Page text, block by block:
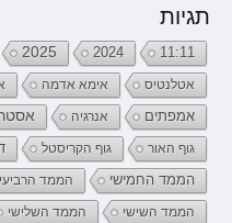
תגיות
11:11
2024
2025
אטלנטיס אימא אדמה
אמפתים אנרגיה
גוף האור גוף הקריסטל
הממד החמישי הממד הרביעי
הממד השישי הממד השלישי